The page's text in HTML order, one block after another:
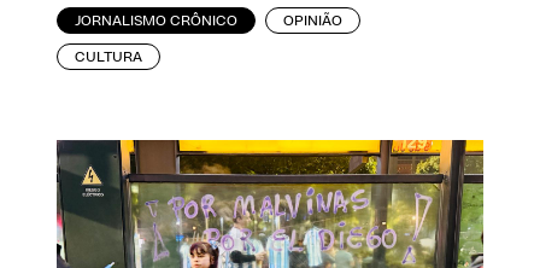
JORNALISMO CRÔNICO OPINIÃO
CULTURA